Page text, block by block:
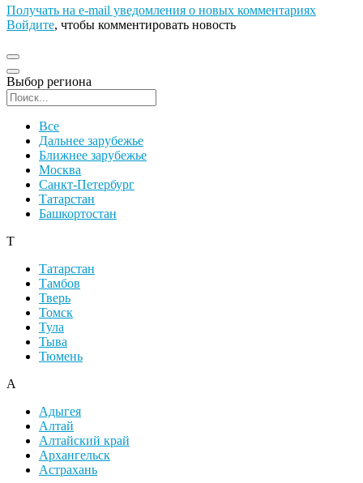
Получать на e‑mail уведомления о новых комментариях
Войдите, чтобы комментировать новость
Выбор региона
Все
Дальнее зарубежье
Ближнее зарубежье
Москва
Санкт-Петербург
Татарстан
Башкортостан
Т
Татарстан
Тамбов
Тверь
Томск
Тула
Тыва
Тюмень
А
Адыгея
Алтай
Алтайский край
Архангельск
Астрахань